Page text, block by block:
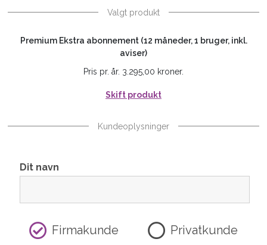
Valgt produkt
Premium Ekstra abonnement (12 måneder, 1 bruger, inkl.
aviser)
Pris pr. år. 3.295,00 kroner.
Skift produkt
Kundeoplysninger
Dit navn
Firmakunde Privatkunde